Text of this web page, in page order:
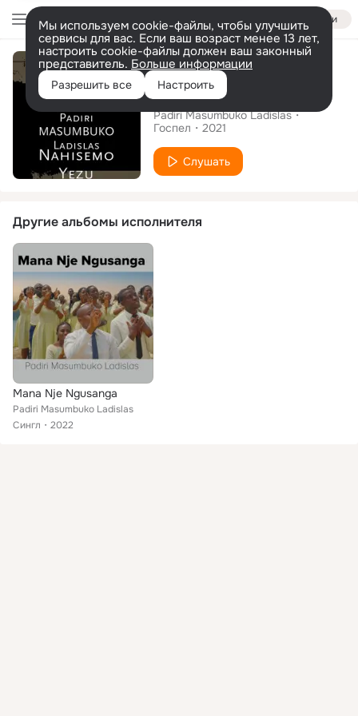
Войти
Мы используем cookie-файлы, чтобы улучшить
сервисы для вас. Если ваш возраст менее 13 лет,
настроить cookie-файлы должен ваш законный
представитель. Больше информации
Разрешить все Настроить
Альбом
Nahisemo Yezu
Padiri Masumbuko Ladislas
Госпел
2021
Слушать
Другие альбомы исполнителя
Mana Nje Ngusanga
Padiri Masumbuko Ladislas
Сингл
2022